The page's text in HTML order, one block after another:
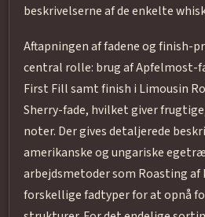
beskrivelserne af de enkelte
Aftapningen af fadene og finish-
central rolle: brug af Apfelmost-
First Fill samt finish i Limousin
Sherry-fade, hvilket giver
noter. Der gives detaljerede
amerikanske og ungariske
arbejdsmetoder som Roasting af
forskellige fadtyper for at opnå